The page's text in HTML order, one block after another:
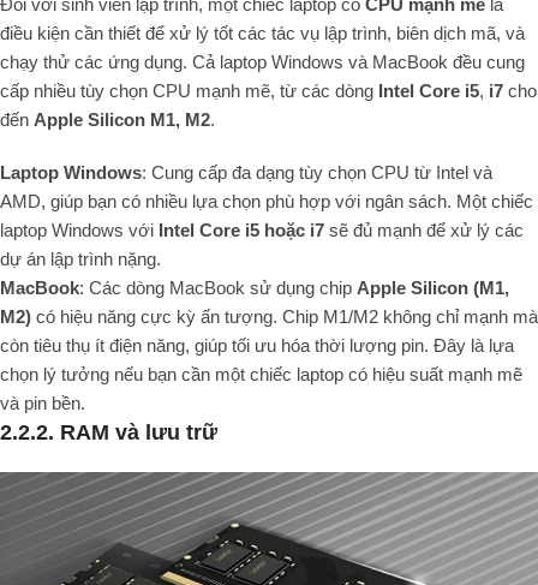
Đối với sinh viên lập trình, một chiếc laptop có CPU mạnh mẽ là
điều kiện cần thiết để xử lý tốt các tác vụ lập trình, biên dịch mã, và
chạy thử các ứng dụng. Cả laptop Windows và MacBook đều cung
cấp nhiều tùy chọn CPU mạnh mẽ, từ các dòng Intel Core i5, i7 cho
đến Apple Silicon M1, M2.
Laptop Windows: Cung cấp đa dạng tùy chọn CPU từ Intel và
AMD, giúp bạn có nhiều lựa chọn phù hợp với ngân sách. Một chiếc
laptop Windows với Intel Core i5 hoặc i7 sẽ đủ mạnh để xử lý các
dự án lập trình nặng.
MacBook: Các dòng MacBook sử dụng chip Apple Silicon (M1,
M2) có hiệu năng cực kỳ ấn tượng. Chip M1/M2 không chỉ mạnh mà
còn tiêu thụ ít điện năng, giúp tối ưu hóa thời lượng pin. Đây là lựa
chọn lý tưởng nếu bạn cần một chiếc laptop có hiệu suất mạnh mẽ
và pin bền.
2.2.2. RAM và lưu trữ